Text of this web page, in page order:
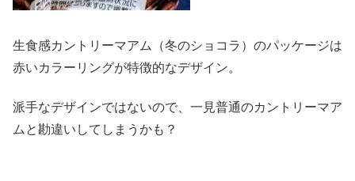
生食感カントリーマアム（冬のショコラ）のパッケージは
赤いカラーリングが特徴的なデザイン。
派手なデザインではないので、一見普通のカントリーマア
ムと勘違いしてしまうかも？